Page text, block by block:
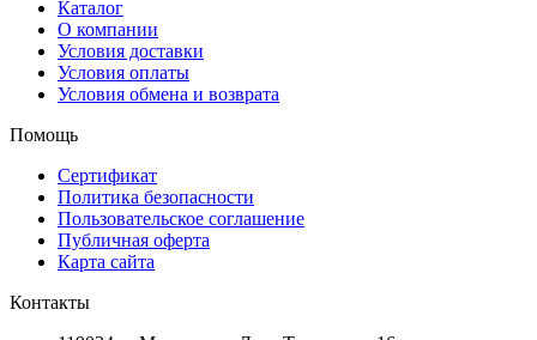
Каталог
О компании
Условия доставки
Условия оплаты
Условия обмена и возврата
Помощь
Сертификат
Политика безопасности
Пользовательское соглашение
Публичная оферта
Карта сайта
Контакты